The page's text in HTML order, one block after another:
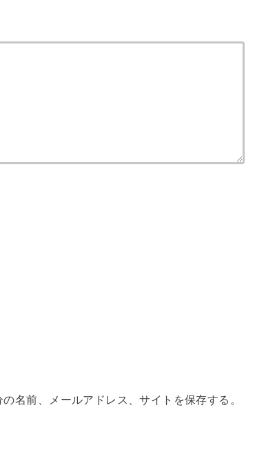
名前、メールアドレス、サイトを保存する。